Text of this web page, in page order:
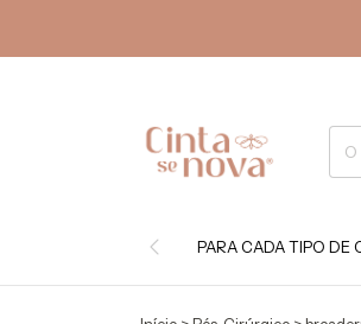
PARA CADA TIPO DE